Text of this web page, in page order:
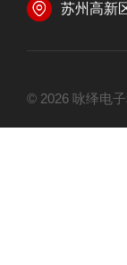
苏州高新
© 2026 咏绎电